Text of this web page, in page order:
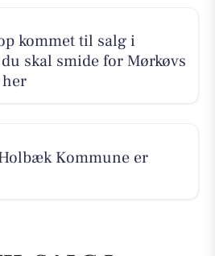
kommet til salg i
skal smide for Mørkøvs
Kommune er